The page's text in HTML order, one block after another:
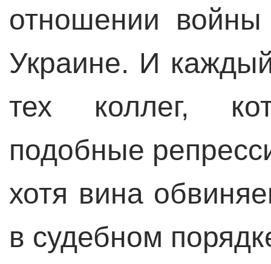
отношении
Украине. И
тех коллег,
подобные
хотя вина
в судебном